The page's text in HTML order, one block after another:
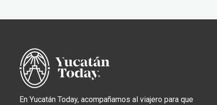
En Yucatán Today, acompañamos al viajero para que